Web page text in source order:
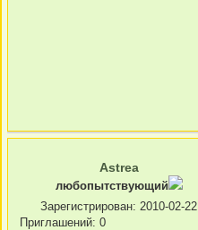
Astrea
любопытствующий
Зарегистрирован: 2010-02-22
Приглашений: 0